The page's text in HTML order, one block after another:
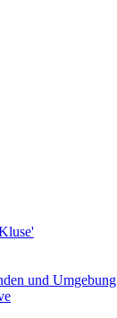
und Umgebung